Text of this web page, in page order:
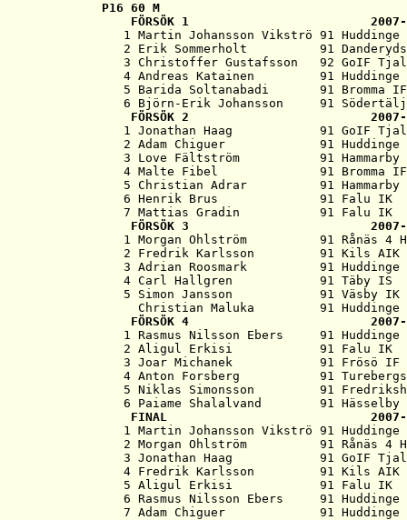
P16 60 M
FÖRSÖK 1
1 Martin Johansson Vikströ 91 Huddinge
2 Erik Sommerholt          91
3 Christoffer Gustafsson   92 GoIF
4 Andreas Katainen         91 Huddinge
5 Barida Soltanabadi       91 Bromma
6 Björn-Erik Johansson     91
FÖRSÖK 2
1 Jonathan Haag            91 GoIF
2 Adam Chiguer             91 Huddinge
3 Love Fältström           91 Hammarby
4 Malte Fibel              91 Bromma
5 Christian Adrar          91 Hammarby
6 Henrik Brus              91 Falu IK
7 Mattias Gradin           91 Falu IK
FÖRSÖK 3
1 Morgan Ohlström          91 Rånäs 4
2 Fredrik Karlsson         91 Kils AIK
3 Adrian Roosmark          91 Huddinge
4 Carl Hallgren            91 Täby IS
5 Simon Jansson            91 Väsby IK
Christian Maluka         91 Huddinge
FÖRSÖK 4
1 Rasmus Nilsson Ebers     91 Huddinge
2 Aligul Erkisi            91 Falu IK
3 Joar Michanek            91 Frösö IF
4 Anton Forsberg           91
5 Niklas Simonsson         91
6 Paiame Shalalvand        91 Hässelby
FINAL
1 Martin Johansson Vikströ 91 Huddinge
2 Morgan Ohlström          91 Rånäs 4
3 Jonathan Haag            91 GoIF
4 Fredrik Karlsson         91 Kils AIK
5 Aligul Erkisi            91 Falu IK
6 Rasmus Nilsson Ebers     91 Huddinge
7 Adam Chiguer             91 Huddinge